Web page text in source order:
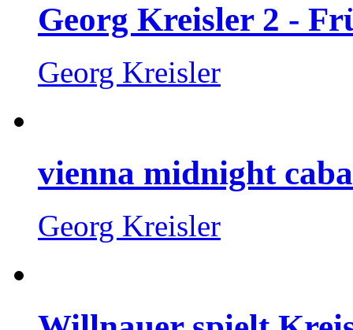
Georg Kreisler 2 -
Georg Kreisler
vienna midnight
Georg Kreisler